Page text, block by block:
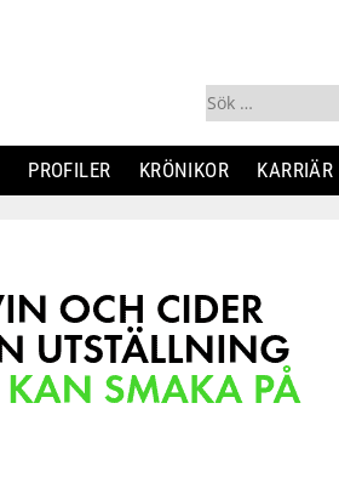
Sök
efter:
PROFILER KRÖNIKOR KARRIÄR